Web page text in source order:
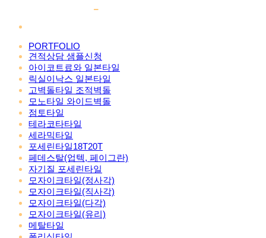
PORTFOLIO
견적상담 샘플신청
아이코트료와 일본타일
릭실이낙스 일본타일
고벽돌타일 조적벽돌
모노타일 와이드벽돌
점토타일
테라코타타일
세라믹타일
포세린타일18T20T
페데스탈(업텍, 페이그란)
자기질 포세린타일
모자이크타일(정사각)
모자이크타일(직사각)
모자이크타일(다각)
모자이크타일(유리)
메탈타일